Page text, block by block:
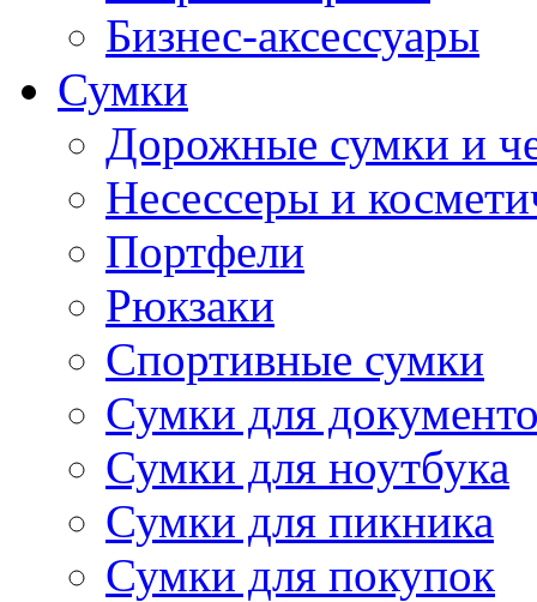
Бизнес-аксессуары
Сумки
Дорожные сумки и
Несессеры и
Портфели
Рюкзаки
Спортивные сумки
Сумки для
Сумки для ноутбука
Сумки для пикника
Сумки для покупок